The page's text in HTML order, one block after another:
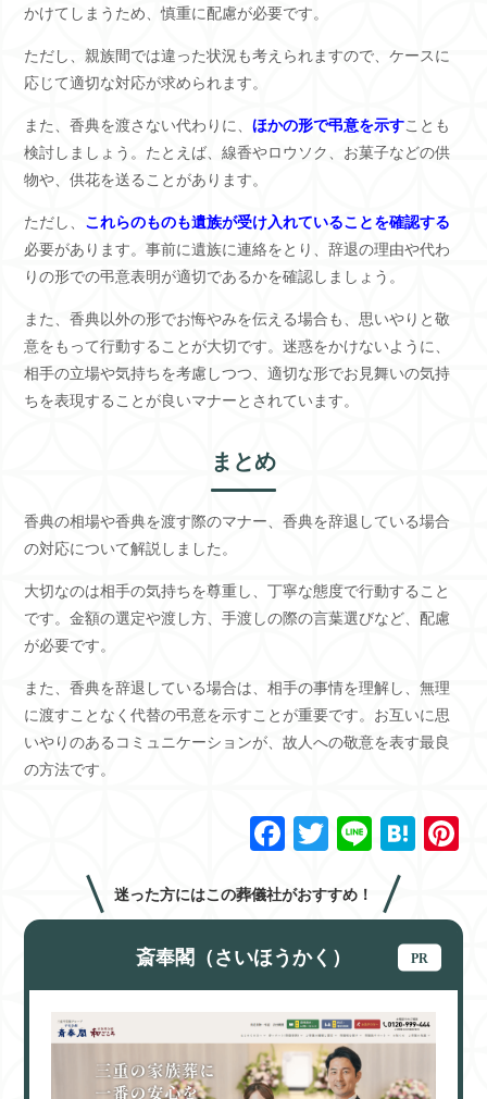
かけてしまうため、慎重に配慮が必要です。
ただし、親族間では違った状況も考えられますので、ケースに
応じて適切な対応が求められます。
また、香典を渡さない代わりに、 ほかの形で弔意を示すことも
検討しましょう。たとえば、線香やロウソク、お菓子などの供
物や、供花を送ることがあります。
ただし、 これらのものも遺族が受け入れていることを確認する
必要があります。事前に遺族に連絡をとり、辞退の理由や代わ
りの形での弔意表明が適切であるかを確認しましょう。
また、香典以外の形でお悔やみを伝える場合も、思いやりと敬
意をもって行動することが大切です。迷惑をかけないように、
相手の立場や気持ちを考慮しつつ、適切な形でお見舞いの気持
ちを表現することが良いマナーとされています。
まとめ
香典の相場や香典を渡す際のマナー、香典を辞退している場合
の対応について解説しました。
大切なのは相手の気持ちを尊重し、丁寧な態度で行動すること
です。金額の選定や渡し方、手渡しの際の言葉選びなど、配慮
が必要です。
また、香典を辞退している場合は、相手の事情を理解し、無理
に渡すことなく代替の弔意を示すことが重要です。お互いに思
いやりのあるコミュニケーションが、故人への敬意を表す最良
の方法です。
F
c
e
b
o
o
k
T
tt
Li
e
H
n
a
e
迷った方にはこの葬儀社がおすすめ！
斎奉閣（さいほうかく）